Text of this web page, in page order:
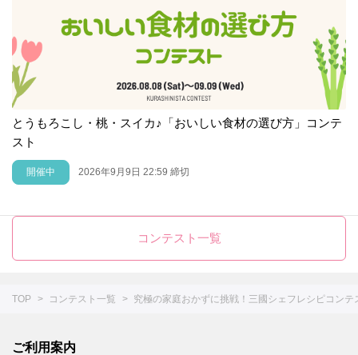
とうもろこし・桃・スイカ♪「おいしい食材の選び方」コンテ
スト
開催中 2026年9月9日 22:59 締切
コンテスト一覧
TOP コンテスト一覧 究極の家庭おかずに挑戦！三國シェフレシピコンテ
ご利用案内